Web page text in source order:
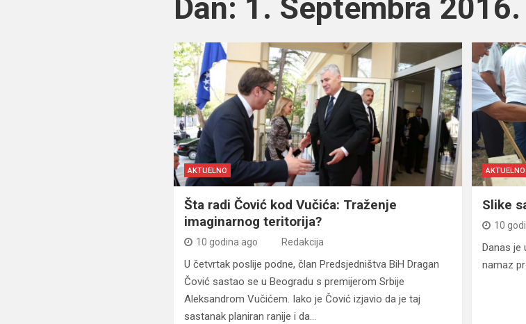
Dan: 1. Septembra 2016.
AKTUELNO
Šta radi Čović kod Vučića: Traženje
imaginarnog teritorija?
10 godina ago Redakcija
U četvrtak poslije podne, član Predsjedništva BiH Dragan
Čović sastao se u Beogradu s premijerom Srbije
Aleksandrom Vučićem. Iako je Čović izjavio da je taj
sastanak planiran ranije i da…
AKTUELNO
Slike
10
Danas je
namaz